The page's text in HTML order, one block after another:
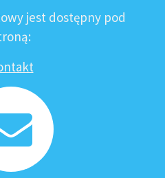
jest dostępny pod